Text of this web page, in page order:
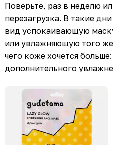
Поверьте, раз в неделю
перезагрузка. В такие
вид успокаивающую
или увлажняющую того
чего коже хочется
дополнительного